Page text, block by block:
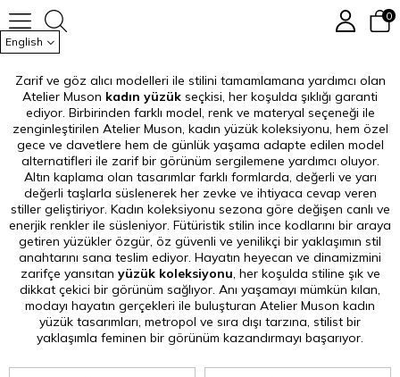
English
0
Zarif ve göz alıcı modelleri ile stilini tamamlamana yardımcı olan
Atelier Muson kadın yüzük seçkisi, her koşulda şıklığı garanti
ediyor. Birbirinden farklı model, renk ve materyal seçeneği ile
zenginleştirilen Atelier Muson, kadın yüzük koleksiyonu, hem özel
gece ve davetlere hem de günlük yaşama adapte edilen model
alternatifleri ile zarif bir görünüm sergilemene yardımcı oluyor.
Altın kaplama olan tasarımlar farklı formlarda, değerli ve yarı
değerli taşlarla süslenerek her zevke ve ihtiyaca cevap veren
stiller geliştiriyor. Kadın koleksiyonu sezona göre değişen canlı ve
enerjik renkler ile süsleniyor. Fütüristik stilin ince kodlarını bir araya
getiren yüzükler özgür, öz güvenli ve yenilikçi bir yaklaşımın stil
anahtarını sana teslim ediyor. Hayatın heyecan ve dinamizmini
zarifçe yansıtan yüzük koleksiyonu, her koşulda stiline şık ve
dikkat çekici bir görünüm sağlıyor. Anı yaşamayı mümkün kılan,
modayı hayatın gerçekleri ile buluşturan Atelier Muson kadın
yüzük tasarımları, metropol ve sıra dışı tarzına, stilist bir
yaklaşımla feminen bir görünüm kazandırmayı başarıyor.